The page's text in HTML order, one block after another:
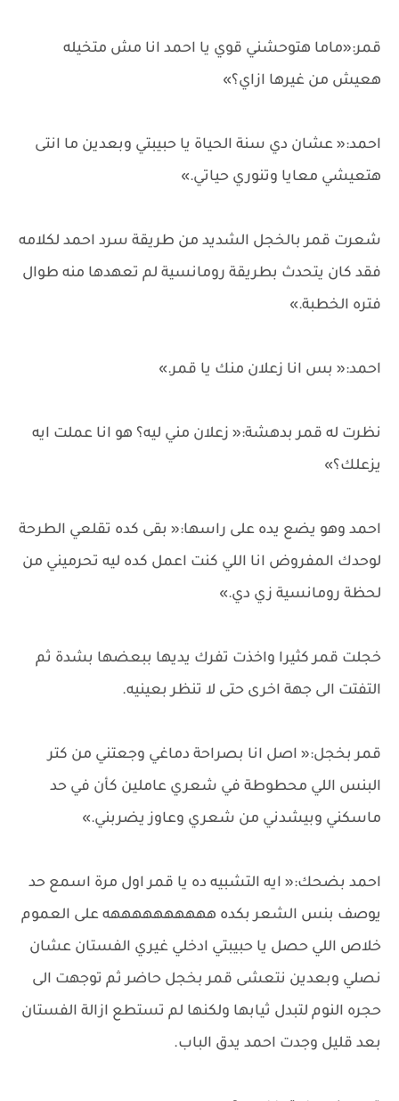
قمر:«ماما هتوحشني قوي يا احمد انا مش متخيله
هعيش من غيرها ازاي؟»
احمد:« عشان دي سنة الحياة يا حبيبتي وبعدين ما انتى
هتعيشي معايا وتنوري حياتي.»
شعرت قمر بالخجل الشديد من طريقة سرد احمد لكلامه
فقد كان يتحدث بطريقة رومانسية لم تعهدها منه طوال
فتره الخطبة.»
احمد:« بس انا زعلان منك يا قمر.»
نظرت له قمر بدهشة:« زعلان مني ليه؟ هو انا عملت ايه
يزعلك؟»
احمد وهو يضع يده على راسها:« بقى كده تقلعي الطرحة
لوحدك المفروض انا اللي كنت اعمل كده ليه تحرميني من
لحظة رومانسية زي دي.»
خجلت قمر كثيرا واخذت تفرك يديها ببعضها بشدة ثم
التفتت الى جهة اخرى حتى لا تنظر بعينيه.
قمر بخجل:« اصل انا بصراحة دماغي وجعتني من كتر
البنس اللي محطوطة في شعري عاملين كأن في حد
ماسكني وبيشدني من شعري وعاوز يضربني.»
احمد بضحك:« ايه التشبيه ده يا قمر اول مرة اسمع حد
يوصف بنس الشعر بكده ههههههههههه على العموم
خلاص اللي حصل يا حبيبتي ادخلي غيري الفستان عشان
نصلي وبعدين نتعشى قمر بخجل حاضر ثم توجهت الى
حجره النوم لتبدل ثيابها ولكنها لم تستطع ازالة الفستان
بعد قليل وجدت احمد يدق الباب.